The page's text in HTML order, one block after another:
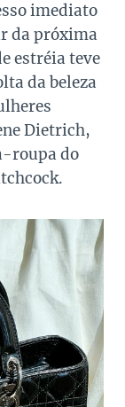
imediato
da próxima
estréia teve
da beleza
Dietrich,
roupa do